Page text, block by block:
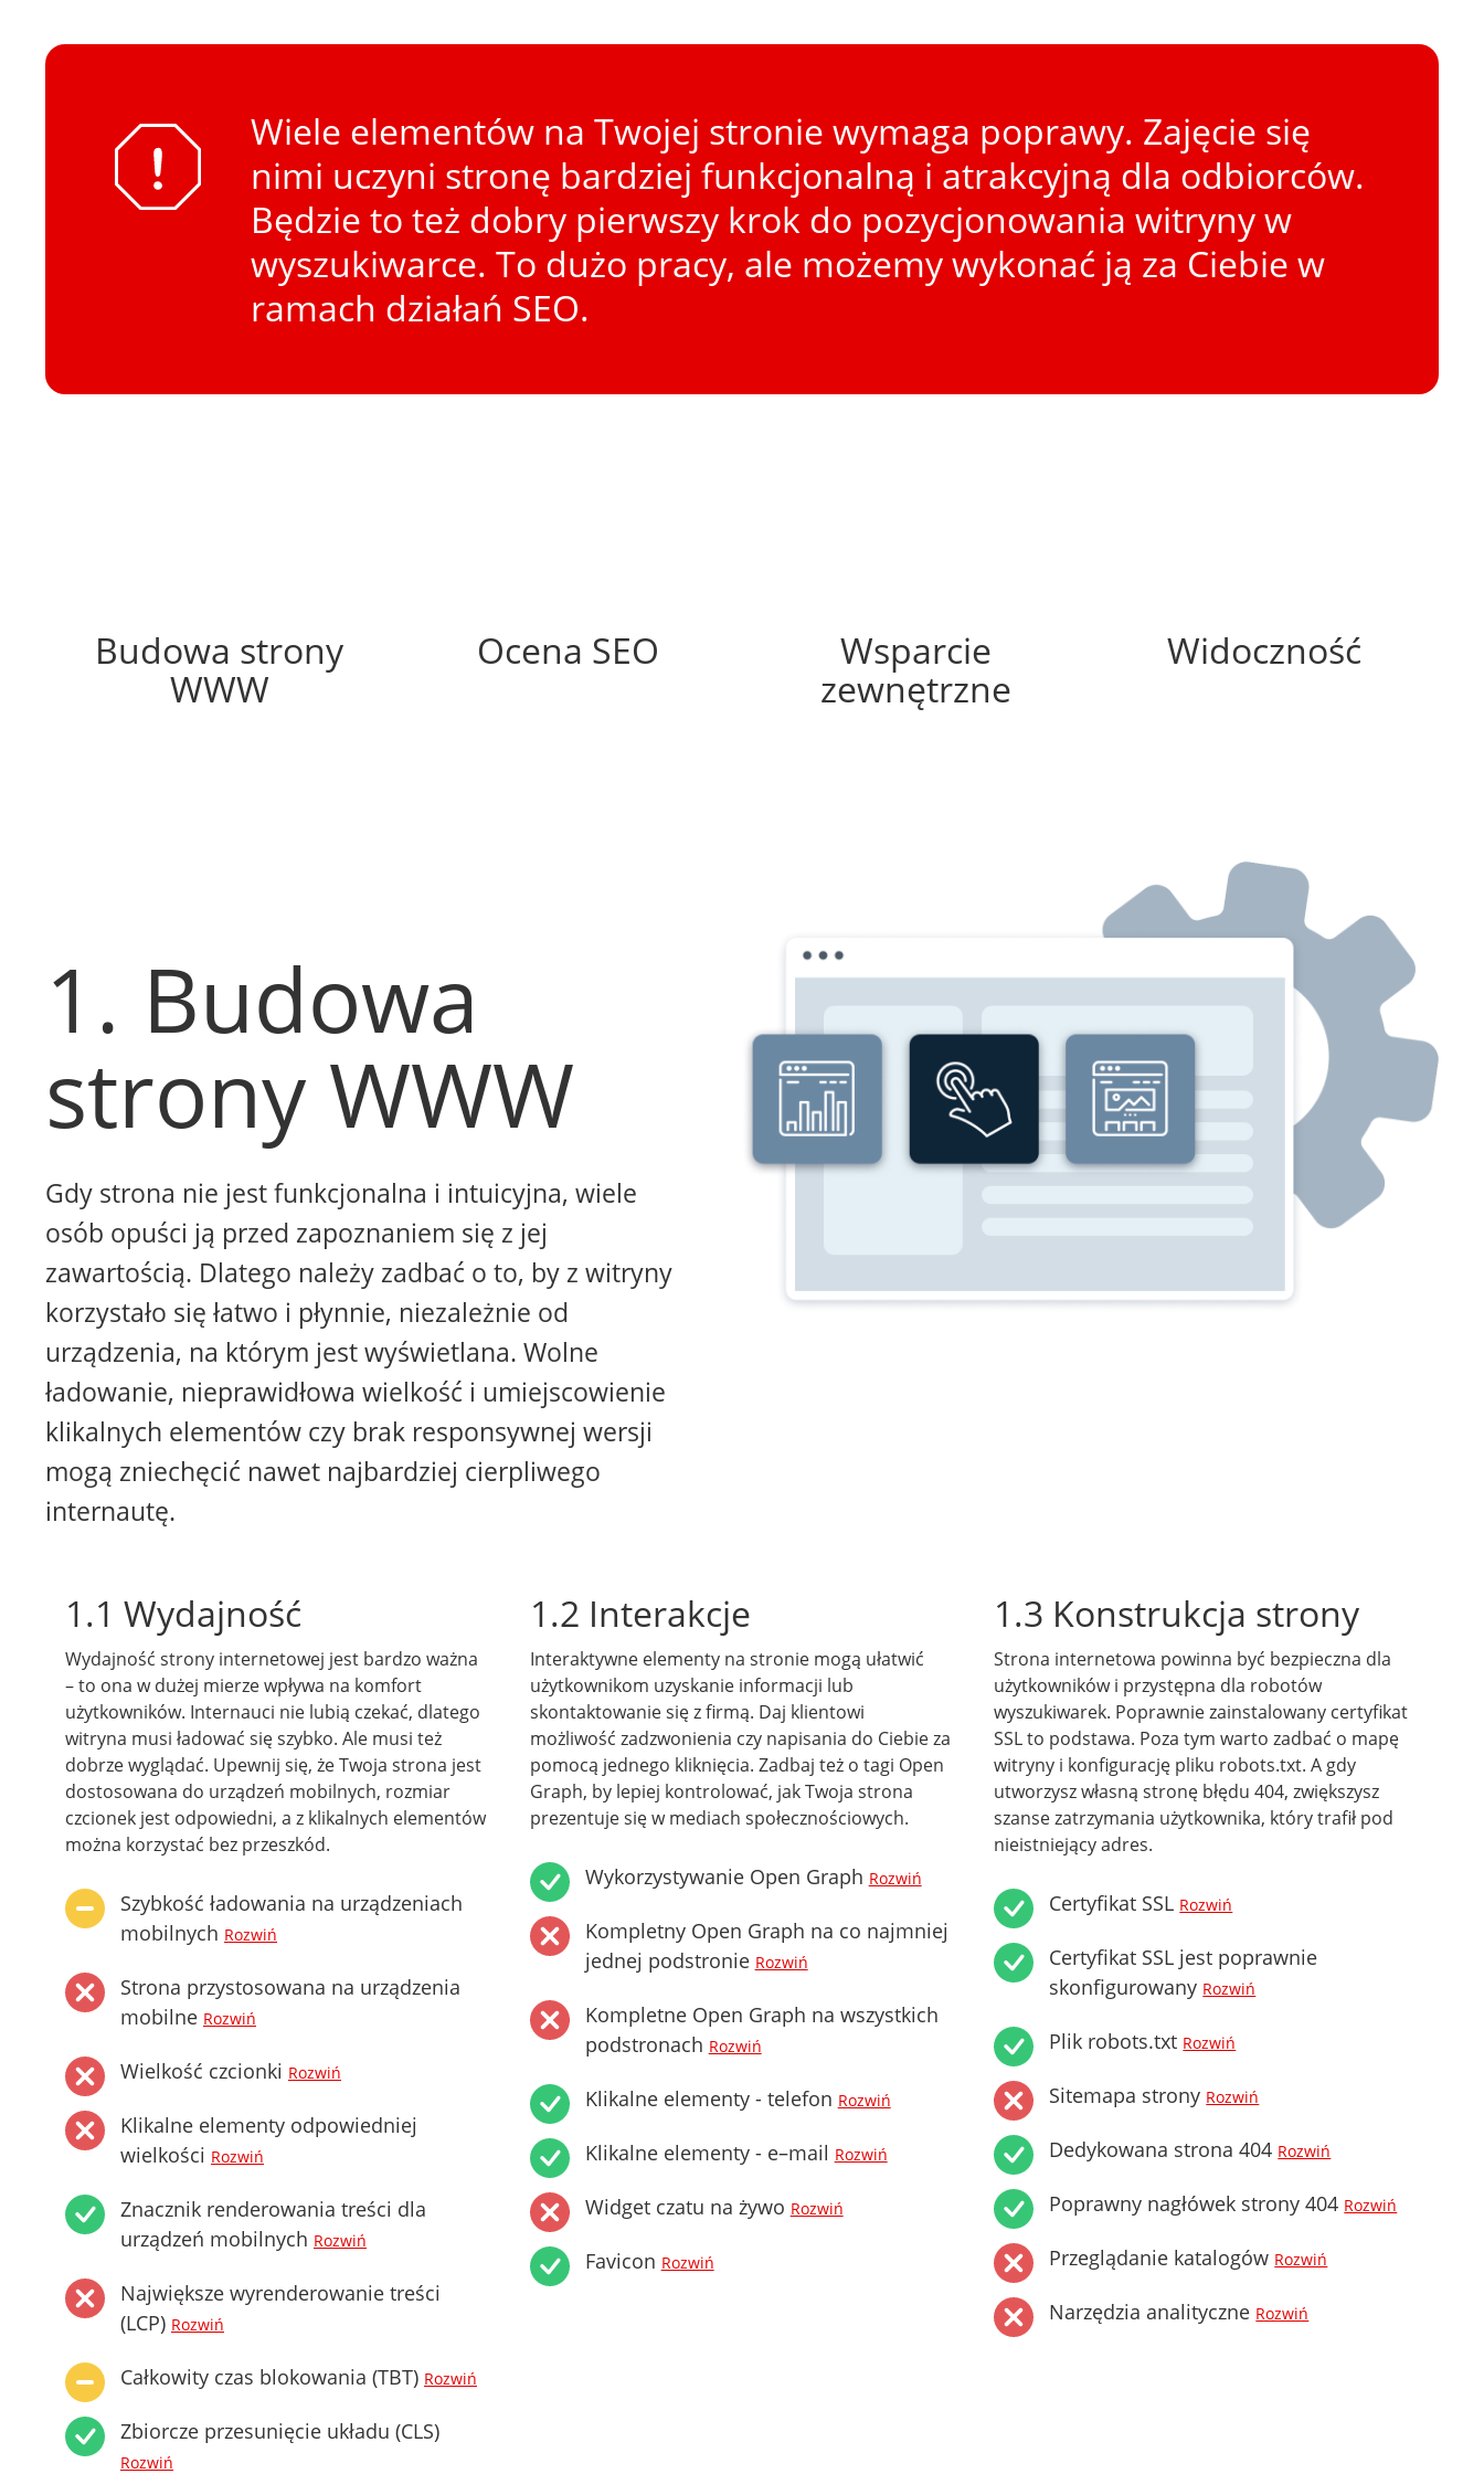
Wiele elementów na Twojej stronie wymaga poprawy. Zajęcie się
nimi uczyni stronę bardziej funkcjonalną i atrakcyjną dla odbiorców.
Będzie to też dobry pierwszy krok do pozycjonowania witryny w
wyszukiwarce. To dużo pracy, ale możemy wykonać ją za Ciebie w
ramach działań SEO.
Budowa strony
WWW
Ocena SEO
Wsparcie
zewnętrzne
Widoczność
1. Budowa
strony WWW
Gdy strona nie jest funkcjonalna i intuicyjna, wiele
osób opuści ją przed zapoznaniem się z jej
zawartością. Dlatego należy zadbać o to, by z witryny
korzystało się łatwo i płynnie, niezależnie od
urządzenia, na którym jest wyświetlana. Wolne
ładowanie, nieprawidłowa wielkość i umiejscowienie
klikalnych elementów czy brak responsywnej wersji
mogą zniechęcić nawet najbardziej cierpliwego
internautę.
1.1 Wydajność
Wydajność strony internetowej jest bardzo ważna
– to ona w dużej mierze wpływa na komfort
użytkowników. Internauci nie lubią czekać, dlatego
witryna musi ładować się szybko. Ale musi też
dobrze wyglądać. Upewnij się, że Twoja strona jest
dostosowana do urządzeń mobilnych, rozmiar
czcionek jest odpowiedni, a z klikalnych elementów
można korzystać bez przeszkód.
Szybkość ładowania na urządzeniach
mobilnych Rozwiń
Strona przystosowana na urządzenia
mobilne Rozwiń
Wielkość czcionki Rozwiń
Klikalne elementy odpowiedniej
wielkości Rozwiń
Znacznik renderowania treści dla
urządzeń mobilnych Rozwiń
Największe wyrenderowanie treści
(LCP) Rozwiń
Całkowity czas blokowania (TBT) Rozwiń
Zbiorcze przesunięcie układu (CLS)
Rozwiń
1.2 Interakcje
Interaktywne elementy na stronie mogą ułatwić
użytkownikom uzyskanie informacji lub
skontaktowanie się z firmą. Daj klientowi
możliwość zadzwonienia czy napisania do Ciebie za
pomocą jednego kliknięcia. Zadbaj też o tagi Open
Graph, by lepiej kontrolować, jak Twoja strona
prezentuje się w mediach społecznościowych.
Wykorzystywanie Open Graph Rozwiń
Kompletny Open Graph na co najmniej
jednej podstronie Rozwiń
Kompletne Open Graph na wszystkich
podstronach Rozwiń
Klikalne elementy - telefon Rozwiń
Klikalne elementy - e–mail Rozwiń
Widget czatu na żywo Rozwiń
Favicon Rozwiń
1.3 Konstrukcja strony
Strona internetowa powinna być bezpieczna dla
użytkowników i przystępna dla robotów
wyszukiwarek. Poprawnie zainstalowany certyfikat
SSL to podstawa. Poza tym warto zadbać o mapę
witryny i konfigurację pliku robots.txt. A gdy
utworzysz własną stronę błędu 404, zwiększysz
szanse zatrzymania użytkownika, który trafił pod
nieistniejący adres.
Certyfikat SSL Rozwiń
Certyfikat SSL jest poprawnie
skonfigurowany Rozwiń
Plik robots.txt Rozwiń
Sitemapa strony Rozwiń
Dedykowana strona 404 Rozwiń
Poprawny nagłówek strony 404 Rozwiń
Przeglądanie katalogów Rozwiń
Narzędzia analityczne Rozwiń